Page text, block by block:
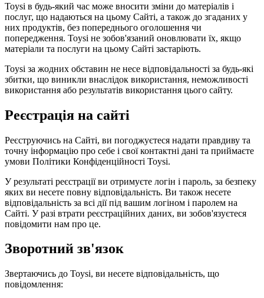
Toysi в будь-який час може вносити зміни до матеріалів і
послуг, що надаються на цьому Сайті, а також до згаданих у
них продуктів, без попереднього оголошення чи
попередження. Toysi не зобов'язаний оновлювати їх, якщо
матеріали та послуги на цьому Сайті застаріють.
Toysi за жодних обставин не несе відповідальності за будь-які
збитки, що виникли внаслідок використання, неможливості
використання або результатів використання цього сайту.
Реєстрація на сайті
Реєструючись на Сайті, ви погоджуєтеся надати правдиву та
точну інформацію про себе і свої контактні дані та приймаєте
умови Політики Конфіденційності Toysi.
У результаті реєстрації ви отримуєте логін і пароль, за безпеку
яких ви несете повну відповідальність. Ви також несете
відповідальність за всі дії під вашим логіном і паролем на
Сайті. У разі втрати реєстраційних даних, ви зобов'язуєтеся
повідомити нам про це.
Зворотний зв'язок
Звертаючись до Toysi, ви несете відповідальність, що
повідомлення: